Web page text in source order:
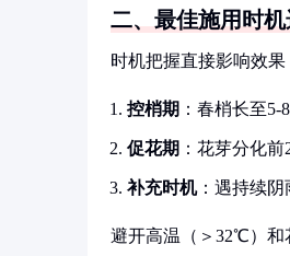
二、最佳施用时
时机把握直接影响效果
控梢期 ：春梢长至
促花期 ：花芽分化
补充时机：遇持续阴
避开高温（＞32℃）和